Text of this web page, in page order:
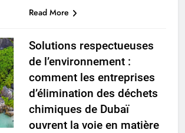
Read More
Solutions respectueuses
de l’environnement :
comment les entreprises
d’élimination des déchets
chimiques de Dubaï
ouvrent la voie en matière